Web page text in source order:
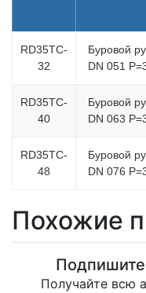
RD35TC-
32
Буровой
DN 051
RD35TC-
40
Буровой
DN 063
RD35TC-
48
Буровой
DN 076
Похожие
Получайте всю